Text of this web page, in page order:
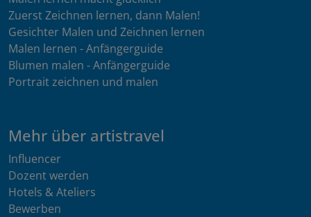
Zuerst Zeichnen lernen, dann Malen!
Gesichter Malen und Zeichnen lernen
Malen lernen - Anfängerguide
Blumen malen - Anfängerguide
Portrait zeichnen und malen
Mehr über artistravel
Influencer
Dozent werden
Hotels & Ateliers
Bewerben